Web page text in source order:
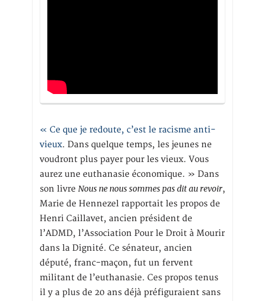
« Ce que je redoute, c’est le racisme anti-
vieux. Dans quelque temps, les jeunes ne
voudront plus payer pour les vieux. Vous
aurez une euthanasie économique. » Dans
son livre Nous ne nous sommes pas dit au revoir,
Marie de Hennezel rapportait les propos de
Henri Caillavet, ancien président de
l’ADMD, l’Association Pour le Droit à Mourir
dans la Dignité. Ce sénateur, ancien
député, franc-maçon, fut un fervent
militant de l’euthanasie. Ces propos tenus
il y a plus de 20 ans déjà préfiguraient sans